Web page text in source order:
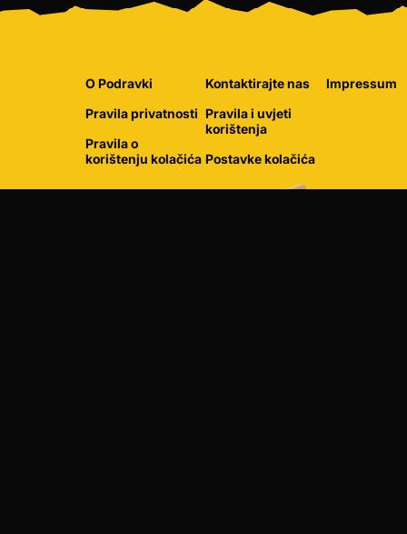
O Podravki
Pravila privatnosti
Pravila o
korištenju kolačića
Kontaktirajte nas
Pravila i uvjeti
korištenja
Postavke kolačića
Impressum